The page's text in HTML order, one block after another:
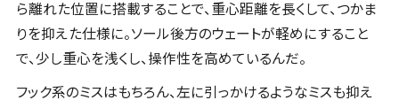
ら離れた位置に搭載することで、重心距離を長くして、つかま
りを抑えた仕様に。ソール後方のウェートが軽めにすること
で、少し重心を浅くし、操作性を高めているんだ。
フック系のミスはもちろん、左に引っかけるようなミスも抑え